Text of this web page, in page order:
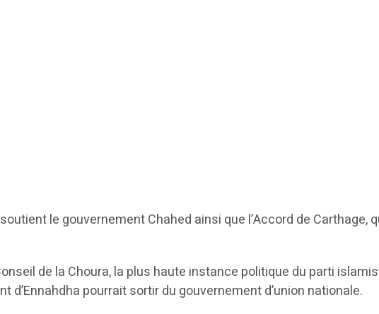
le gouvernement Chahed ainsi que l’Accord de Carthage,
de la Choura, la plus haute instance politique du parti
d’Ennahdha pourrait sortir du gouvernement d’union nationale.